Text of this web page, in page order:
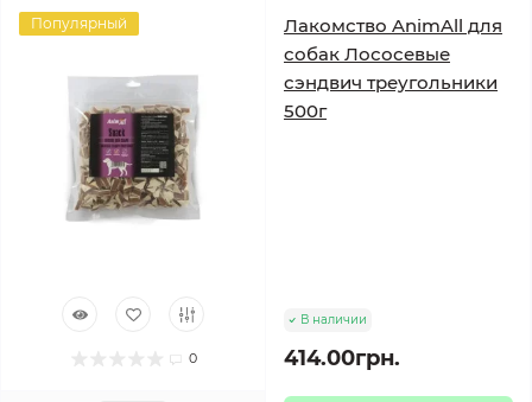
Популярный
0
Лакомство AnimAll для
собак Лососевые
сэндвич треугольники
500г
В наличии
414.00грн.